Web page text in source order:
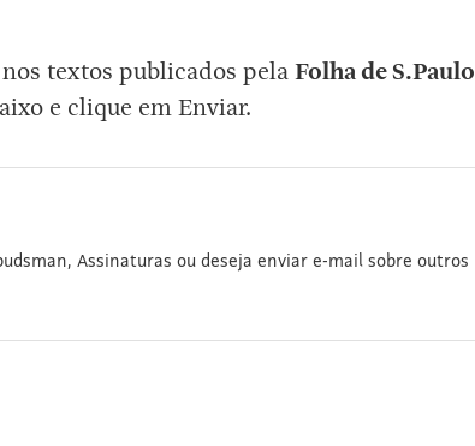
textos publicados pelaFolha de S.Paulo
e clique em Enviar.
Assinaturas ou deseja enviar e-mail sobre outros